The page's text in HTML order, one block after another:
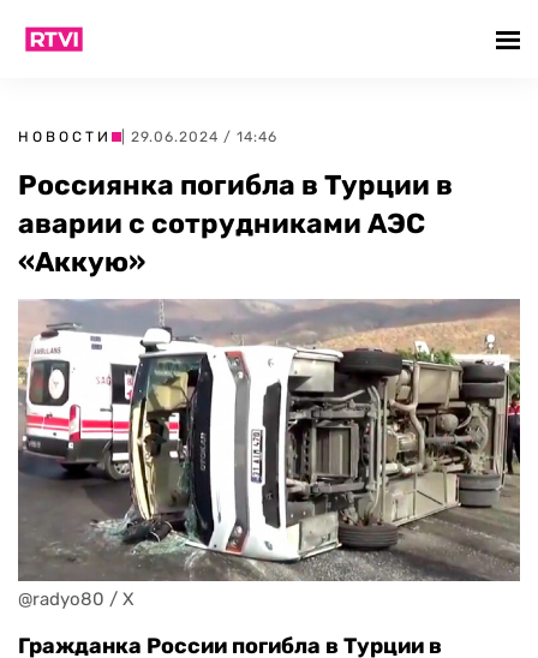
НОВОСТИ | 29.06.2024 / 14:46
Россиянка погибла в Турции в
аварии с сотрудниками АЭС
«Аккую»
@radyo80 / X
Гражданка России погибла в Турции в